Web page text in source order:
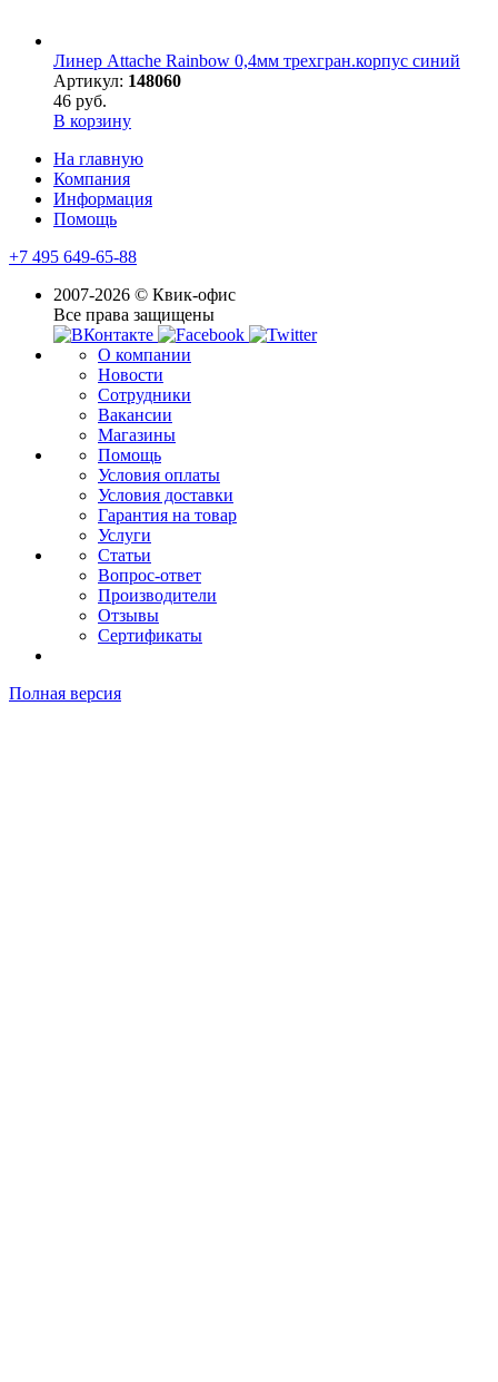
Линер Attache Rainbow 0,4мм трехгран.корпус синий
Артикул: 148060
46 руб.
В корзину
На главную
Компания
Информация
Помощь
+7 495 649-65-88
2007-2026 © Квик-офис
Все права защищены
О компании
Новости
Сотрудники
Вакансии
Магазины
Помощь
Условия оплаты
Условия доставки
Гарантия на товар
Услуги
Статьи
Вопрос-ответ
Производители
Отзывы
Сертификаты
Полная версия